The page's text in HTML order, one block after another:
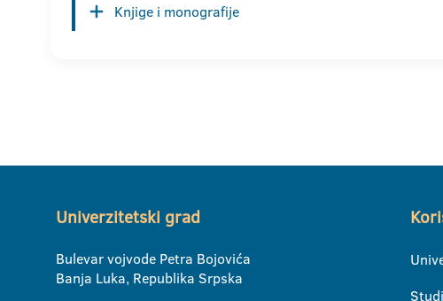
Knjige i monografije
Univerzitetski grad
Bulevar vojvode Petra Bojovića
Banja Luka, Republika Srpska